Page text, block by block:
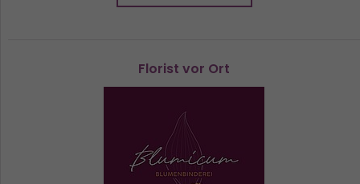
Florist vor Ort